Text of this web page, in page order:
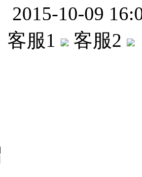
2015-10-09
客服1
客服2